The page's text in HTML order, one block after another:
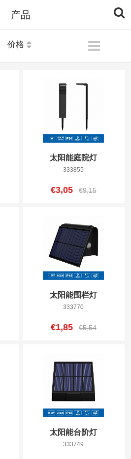
产品
价格
太阳能庭院灯
333855
€3,05 €9,15
太阳能围栏灯
333770
€1,85 €5,54
太阳能台阶灯
333749